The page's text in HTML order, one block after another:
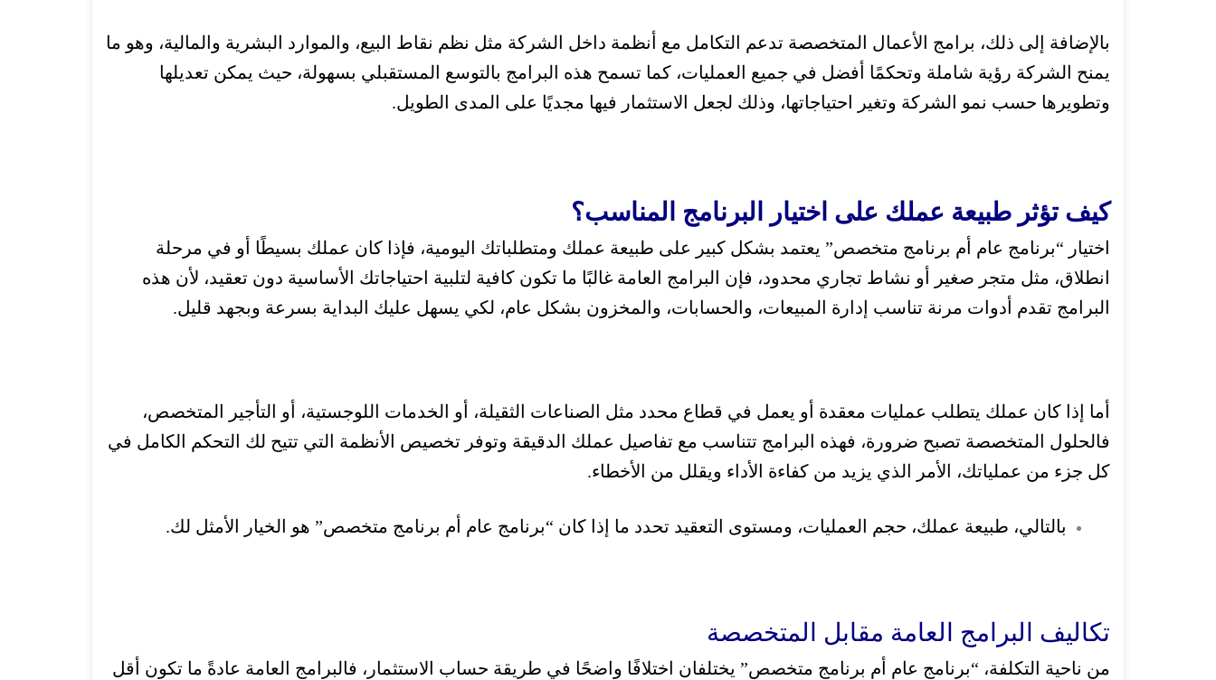
بالإضافة إلى ذلك، برامج الأعمال المتخصصة تدعم التكامل مع أنظمة داخل الشركة مثل نظم نقاط البيع، والموارد البشرية والمالية، وهو ما
يمنح الشركة رؤية شاملة وتحكمًا أفضل في جميع العمليات، كما تسمح هذه البرامج بالتوسع المستقبلي بسهولة، حيث يمكن تعديلها
وتطويرها حسب نمو الشركة وتغير احتياجاتها، وذلك لجعل الاستثمار فيها مجديًا على المدى الطويل.
كيف تؤثر طبيعة عملك على اختيار البرنامج المناسب؟
اختيار “برنامج عام أم برنامج متخصص” يعتمد بشكل كبير على طبيعة عملك ومتطلباتك اليومية، فإذا كان عملك بسيطًا أو في مرحلة
انطلاق، مثل متجر صغير أو نشاط تجاري محدود، فإن البرامج العامة غالبًا ما تكون كافية لتلبية احتياجاتك الأساسية دون تعقيد، لأن هذه
البرامج تقدم أدوات مرنة تناسب إدارة المبيعات، والحسابات، والمخزون بشكل عام، لكي يسهل عليك البداية بسرعة وبجهد قليل.
أما إذا كان عملك يتطلب عمليات معقدة أو يعمل في قطاع محدد مثل الصناعات الثقيلة، أو الخدمات اللوجستية، أو التأجير المتخصص،
فالحلول المتخصصة تصبح ضرورة، فهذه البرامج تتناسب مع تفاصيل عملك الدقيقة وتوفر تخصيص الأنظمة التي تتيح لك التحكم الكامل في
كل جزء من عملياتك، الأمر الذي يزيد من كفاءة الأداء ويقلل من الأخطاء.
بالتالي، طبيعة عملك، حجم العمليات، ومستوى التعقيد تحدد ما إذا كان “برنامج عام أم برنامج متخصص” هو الخيار الأمثل لك.
تكاليف البرامج العامة مقابل المتخصصة
من ناحية التكلفة، “برنامج عام أم برنامج متخصص” يختلفان اختلافًا واضحًا في طريقة حساب الاستثمار، فالبرامج العامة عادةً ما تكون أقل